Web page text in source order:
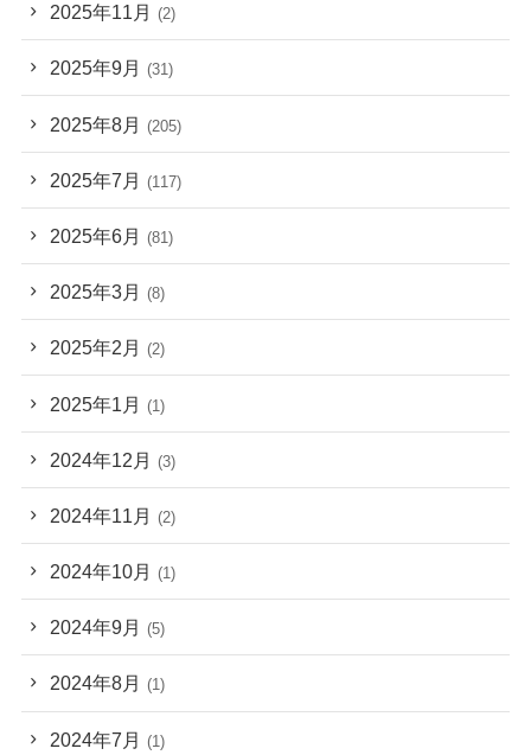
2025年11月 (2)
2025年9月 (31)
2025年8月 (205)
2025年7月 (117)
2025年6月 (81)
2025年3月 (8)
2025年2月 (2)
2025年1月 (1)
2024年12月 (3)
2024年11月 (2)
2024年10月 (1)
2024年9月 (5)
2024年8月 (1)
2024年7月 (1)